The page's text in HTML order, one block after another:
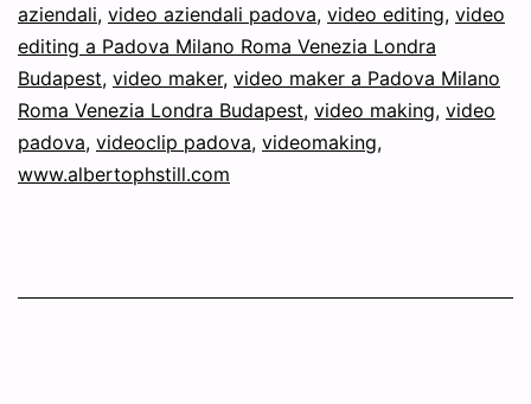
aziendali, video aziendali padova, video editing, video
editing a Padova Milano Roma Venezia Londra
Budapest, video maker, video maker a Padova Milano
Roma Venezia Londra Budapest, video making, video
padova, videoclip padova, videomaking,
www.albertophstill.com